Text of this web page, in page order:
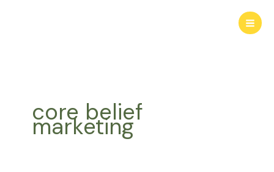
core belief
marketing